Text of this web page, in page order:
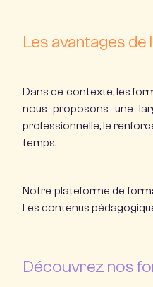
Les avantages de
Dans ce contexte, les
nous proposons une
professionnelle,le
temps.
Notre plateforme de
Les contenus
Découvrez nos